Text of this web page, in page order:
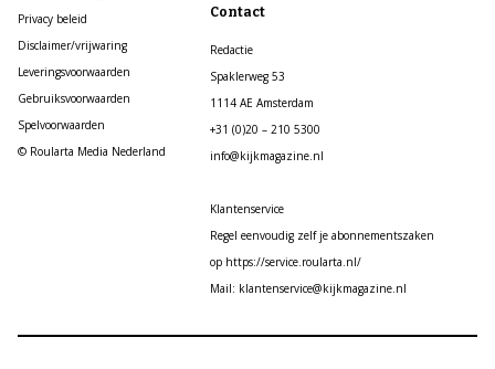
Privacy beleid
Disclaimer/vrijwaring
Leveringsvoorwaarden
Gebruiksvoorwaarden
Spelvoorwaarden
© Roularta Media Nederland
Contact
Redactie
Spaklerweg 53
1114 AE Amsterdam
+31 (0)20 – 210 5300
info@kijkmagazine.nl
Klantenservice
Regel eenvoudig zelf je abonnementszaken
op https://service.roularta.nl/
Mail: klantenservice@kijkmagazine.nl